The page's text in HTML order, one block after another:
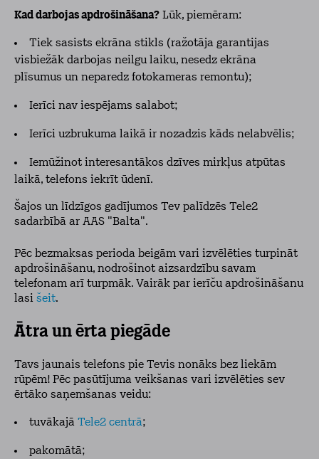
Kad darbojas apdrošināšana? Lūk, piemēram:
Tiek sasists ekrāna stikls (ražotāja garantijas
visbiežāk darbojas neilgu laiku, nesedz ekrāna
plīsumus un neparedz fotokameras remontu);
Ierīci nav iespējams salabot;
Ierīci uzbrukuma laikā ir nozadzis kāds nelabvēlis;
Iemūžinot interesantākos dzīves mirkļus atpūtas
laikā, telefons iekrīt ūdenī.
Šajos un līdzīgos gadījumos Tev palīdzēs Tele2
sadarbībā ar AAS "Balta".
Pēc bezmaksas perioda beigām vari izvēlēties turpināt
apdrošināšanu, nodrošinot aizsardzību savam
telefonam arī turpmāk. Vairāk par ierīču apdrošināšanu
lasi šeit.
Ātra un ērta piegāde
Tavs jaunais telefons pie Tevis nonāks bez liekām
rūpēm! Pēc pasūtījuma veikšanas vari izvēlēties sev
ērtāko saņemšanas veidu:
tuvākajā Tele2 centrā;
pakomātā;